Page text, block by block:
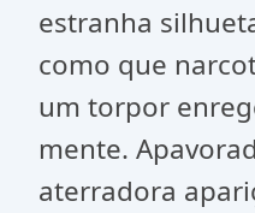
estranha
como que
um torpor
mente.
aterradora